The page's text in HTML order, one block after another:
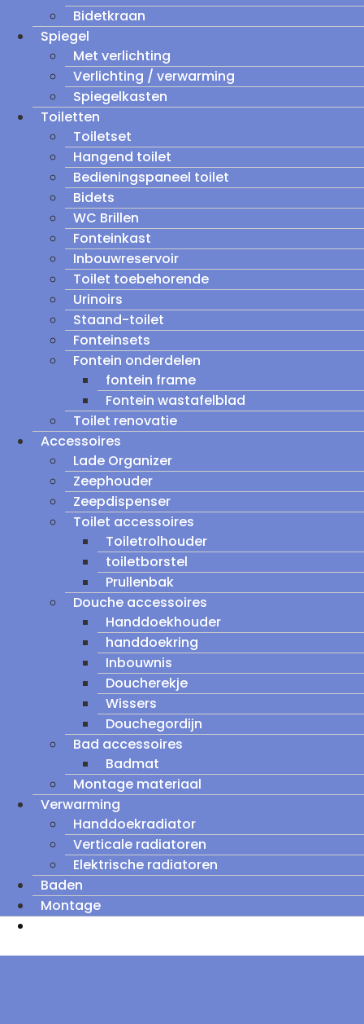
Bidetkraan
Spiegel
Met verlichting
Verlichting / verwarming
Spiegelkasten
Toiletten
Toiletset
Hangend toilet
Bedieningspaneel toilet
Bidets
WC Brillen
Fonteinkast
Inbouwreservoir
Toilet toebehorende
Urinoirs
Staand-toilet
Fonteinsets
Fontein onderdelen
fontein frame
Fontein wastafelblad
Toilet renovatie
Accessoires
Lade Organizer
Zeephouder
Zeepdispenser
Toilet accessoires
Toiletrolhouder
toiletborstel
Prullenbak
Douche accessoires
Handdoekhouder
handdoekring
Inbouwnis
Doucherekje
Wissers
Douchegordijn
Bad accessoires
Badmat
Montage materiaal
Verwarming
Handdoekradiator
Verticale radiatoren
Elektrische radiatoren
Baden
Montage